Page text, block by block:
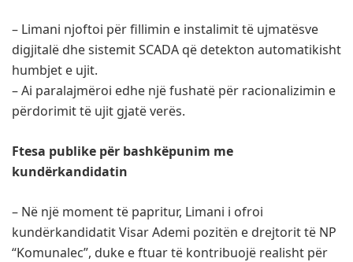
– Limani njoftoi për fillimin e instalimit të ujmatësve
digjitalë dhe sistemit SCADA që detekton automatikisht
humbjet e ujit.
– Ai paralajmëroi edhe një fushatë për racionalizimin e
përdorimit të ujit gjatë verës.
Ftesa publike për bashkëpunim me
kundërkandidatin
– Në një moment të papritur, Limani i ofroi
kundërkandidatit Visar Ademi pozitën e drejtorit të NP
“Komunalec”, duke e ftuar të kontribuojë realisht për